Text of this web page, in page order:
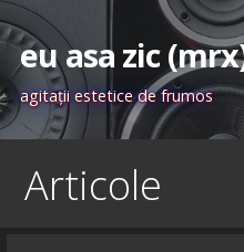
Skip
to
content
eu asa zic
agitaţii estetice de frumos
Articole